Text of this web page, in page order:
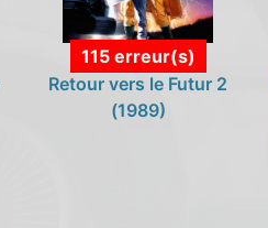
115 erreur(s)
Retour vers le Futur 2
(1989)